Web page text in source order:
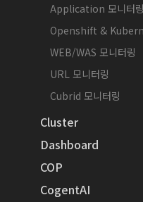
Application 모니터링
Openshift &
WEB/WAS 모니터링
URL 모니터링
Cubrid 모니터링
Cluster
Dashboard
COP
CogentAI